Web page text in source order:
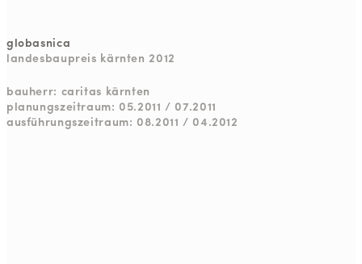
globasnica
landesbaupreis kärnten 2012
bauherr: caritas kärnten
planungszeitraum: 05.2011 / 07.2011
ausführungszeitraum: 08.2011 / 04.2012